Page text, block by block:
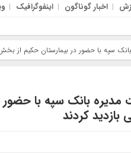
اخبار گوناگون اینفوگرافیک
بانک سپه با حضور در بیمارستان حکیم از
مدیره بانک سپه با حضور
کردند